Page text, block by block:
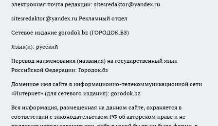
электронная почта редакции: sitesredaktor@yandex.ru
sitesredaktor@yandex.ru Рекламный отдел
Сетевое издание gorodok.bz (ГОРОДОК.БЗ)
Язык(и): русский
Перевод наименования (названия) на государственный язык
Российской Федерации: Городок.бз
Доменное имя сайта в информационно-телекоммуникационной сети
«Интернет» (для сетевого издания): gorodok.bz
Вся информация, размещенная на данном сайте, охраняется в
соответствии с законодательством РФ об авторском праве и не